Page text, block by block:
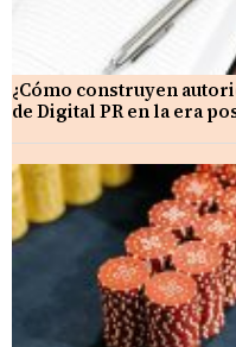
¿Cómo construyen
de Digital PR en la era